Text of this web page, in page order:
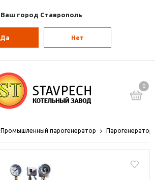
Ваш город Ставрополь
Да Нет
0
Промышленный парогенератор